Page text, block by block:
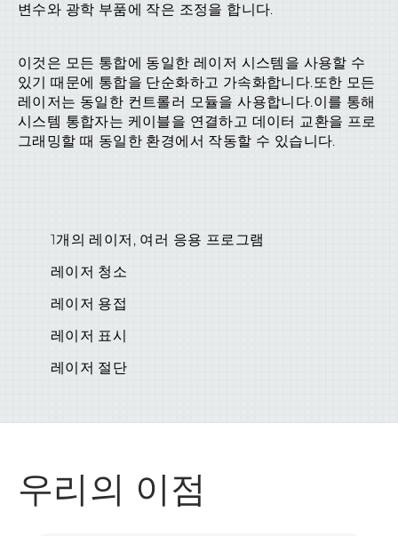
변수와 광학 부품에 작은 조정을 합니다.
이것은 모든 통합에 동일한 레이저 시스템을 사용할 수
있기 때문에 통합을 단순화하고 가속화합니다.또한 모든
레이저는 동일한 컨트롤러 모듈을 사용합니다.이를 통해
시스템 통합자는 케이블을 연결하고 데이터 교환을 프로
그래밍할 때 동일한 환경에서 작동할 수 있습니다.
1개의 레이저, 여러 응용 프로그램
레이저 청소
레이저 용접
레이저 표시
레이저 절단
우리의 이점